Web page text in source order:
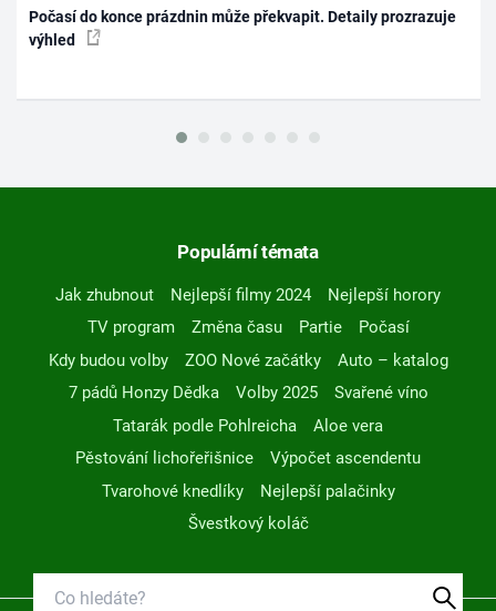
Počasí do konce prázdnin může překvapit. Detaily prozrazuje
výhled
Populární témata
Jak zhubnout Nejlepší filmy 2024
Nejlepší horory
TV program
Změna času Partie
Počasí
Kdy budou volby
ZOO Nové začátky
Auto – katalog
7 pádů Honzy Dědka
Volby 2025
Svařené víno
Tatarák podle Pohlreicha
Aloe vera
Pěstování lichořeřišnice
Výpočet ascendentu
Tvarohové knedlíky
Nejlepší palačinky
Švestkový koláč